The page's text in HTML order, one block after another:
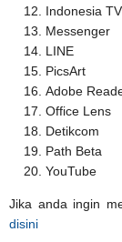
Indonesia TV
Messenger
LINE
PicsArt
Adobe
Office Lens
Detikcom
Path Beta
YouTube
Jika anda ingin
disini